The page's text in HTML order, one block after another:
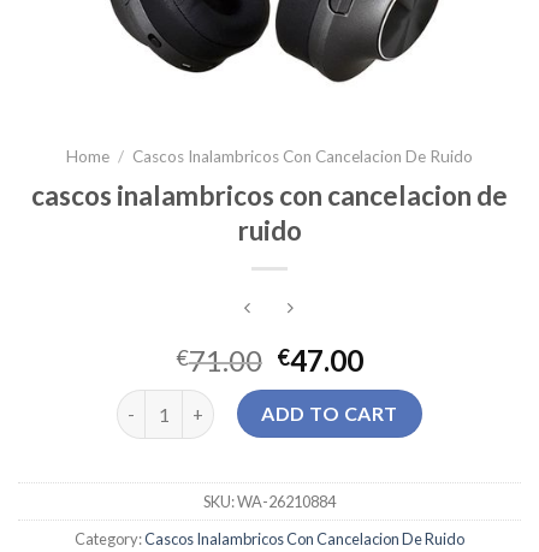
Home / Cascos Inalambricos Con Cancelacion De Ruido
cascos inalambricos con cancelacion de
ruido
€71.00 €47.00
cascos inalambricos con cancelacion de ruido
ADD TO CART
SKU:WA-26210884
Category:Cascos Inalambricos Con Cancelacion De Ruido